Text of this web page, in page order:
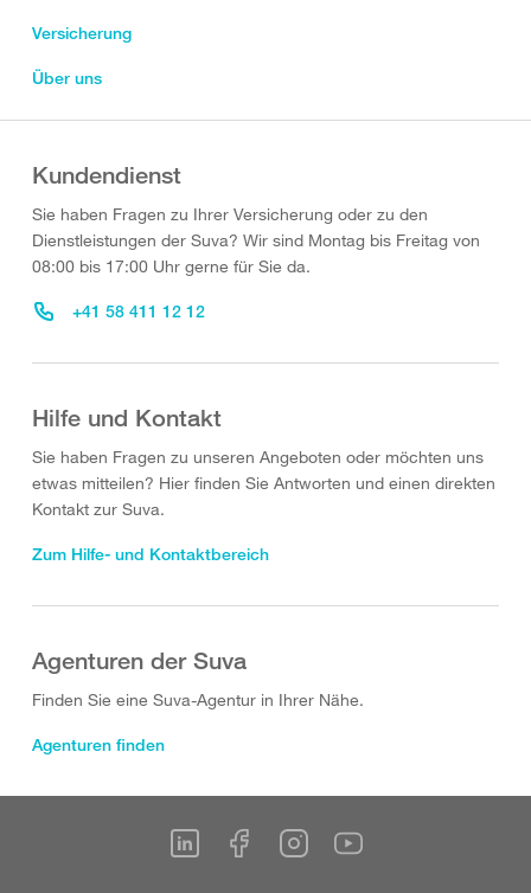
Versicherung
Über uns
Kundendienst
Sie haben Fragen zu Ihrer Versicherung oder zu den
Dienstleistungen der Suva? Wir sind Montag bis Freitag von
08:00 bis 17:00 Uhr gerne für Sie da.
+41 58 411 12 12
Hilfe und Kontakt
Sie haben Fragen zu unseren Angeboten oder möchten uns
etwas mitteilen? Hier finden Sie Antworten und einen direkten
Kontakt zur Suva.
Zum Hilfe- und Kontaktbereich
Agenturen der Suva
Finden Sie eine Suva-Agentur in Ihrer Nähe.
Agenturen finden